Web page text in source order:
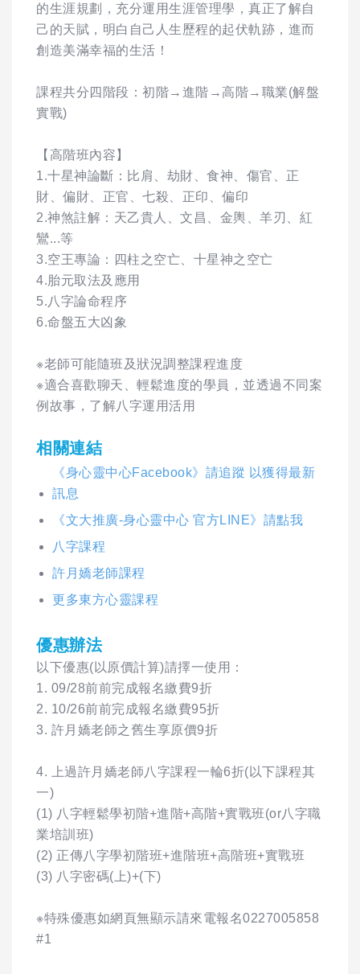
的生涯規劃，充分運用生涯管理學，真正了解自
己的天賦，明白自己人生歷程的起伏軌跡，進而
創造美滿幸福的生活！
課程共分四階段：初階→進階→高階→職業(解盤
實戰)
【高階班內容】
1.十星神論斷：比肩、劫財、食神、傷官、正
財、偏財、正官、七殺、正印、偏印
2.神煞註解：天乙貴人、文昌、金輿、羊刃、紅
鸞...等
3.空王專論：四柱之空亡、十星神之空亡
4.胎元取法及應用
5.八字論命程序
6.命盤五大凶象
※老師可能隨班及狀況調整課程進度
※適合喜歡聊天、輕鬆進度的學員，並透過不同案
例故事，了解八字運用活用
相關連結
《身心靈中心Facebook》請追蹤 以獲得最新
訊息
《文大推廣-身心靈中心 官方LINE》請點我
八字課程
許月嬌老師課程
更多東方心靈課程
優惠辦法
以下優惠(以原價計算)請擇一使用：
1. 09/28前前完成報名繳費9折
2. 10/26前前完成報名繳費95折
3. 許月嬌老師之舊生享原價9折
4. 上過許月嬌老師八字課程一輪6折(以下課程其
一)
(1) 八字輕鬆學初階+進階+高階+實戰班(or八字職
業培訓班)
(2) 正傳八字學初階班+進階班+高階班+實戰班
(3) 八字密碼(上)+(下)
※特殊優惠如網頁無顯示請來電報名0227005858
#1